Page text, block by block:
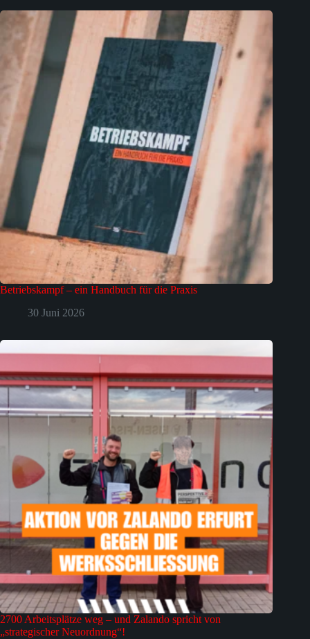
Betriebskampf – ein Handbuch für die Praxis
30 Juni 2026
2700 Arbeitsplätze weg – und Zalando spricht von
„strategischer Neuordnung“!